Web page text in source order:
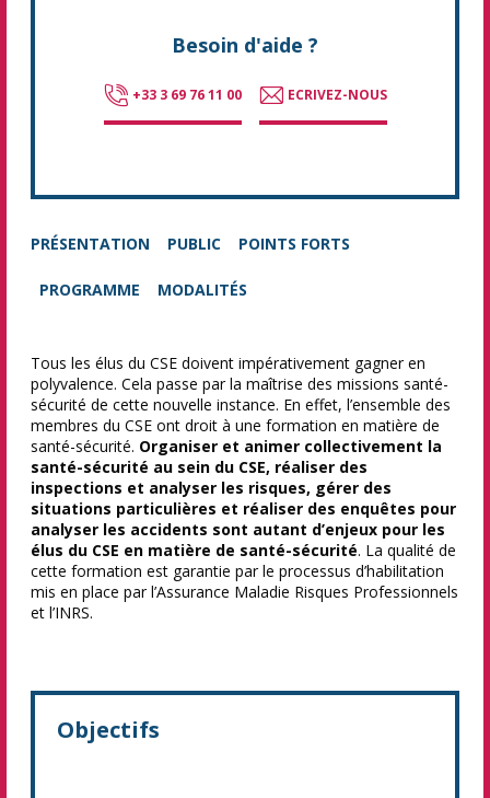
Besoin d'aide ?
+33 3 69 76 11 00 ECRIVEZ-NOUS
PRÉSENTATION PUBLIC POINTS FORTS
PROGRAMME MODALITÉS
Tous les élus du CSE doivent impérativement gagner en
polyvalence. Cela passe par la maîtrise des missions santé-
sécurité de cette nouvelle instance. En effet, l’ensemble des
membres du CSE ont droit à une formation en matière de
santé-sécurité. Organiser et animer collectivement la
santé-sécurité au sein du CSE, réaliser des
inspections et analyser les risques, gérer des
situations particulières et réaliser des enquêtes pour
analyser les accidents sont autant d’enjeux pour les
élus du CSE en matière de santé-sécurité. La qualité de
cette formation est garantie par le processus d’habilitation
mis en place par l’Assurance Maladie Risques Professionnels
et l’INRS.
Objectifs